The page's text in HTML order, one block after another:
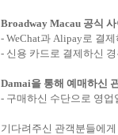
Broadway Macau 공식
- WeChat과 Alipay로 결
- 신용 카드로 결제하신 경
Damai을 통해 예매하신
- 구매하신 수단으로 영업
기다려주신 관객분들에